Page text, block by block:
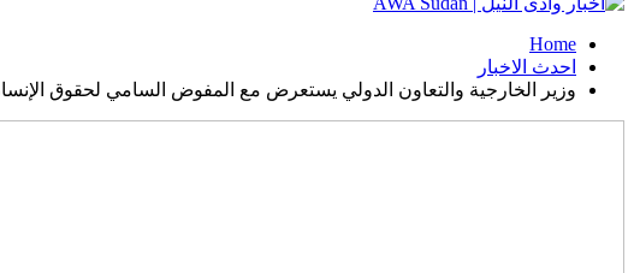
Home
احدث الاخبار
وزير الخارجية والتعاون الدولي يستعرض مع المفوض السامي لحقوق الإنسان